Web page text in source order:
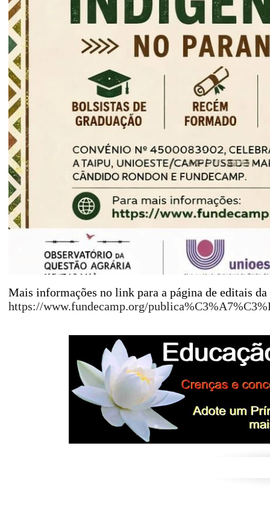
Mais informações no link para a página de editais da
https://www.fundecamp.org/